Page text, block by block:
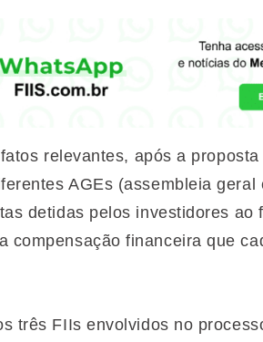
relevantes, após a
AGEs (assembleia
detidas pelos investidores
compensação financeira que
três FIIs envolvidos no